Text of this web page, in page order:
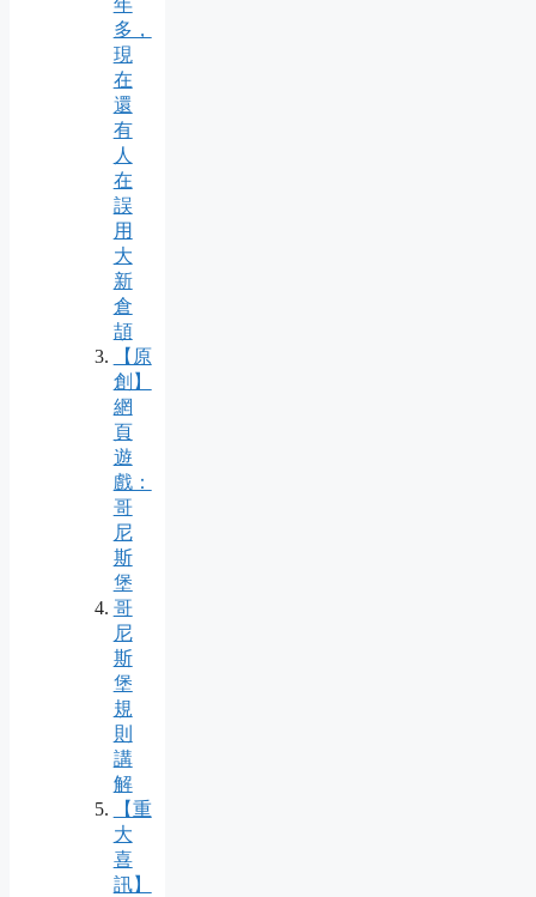
多，
現
在
還
有
人
在
誤
用
大
新
倉
頡
【原
創】
網
頁
遊
戲：
哥
尼
斯
堡
哥
尼
斯
堡
規
則
講
解
【重
大
喜
訊】